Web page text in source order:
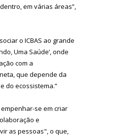
em várias áreas”,
o ICBAS ao grande
Uma Saúde’, onde
com a
que depende da
do ecossistema.”
se em criar
e
as pessoas", o que,